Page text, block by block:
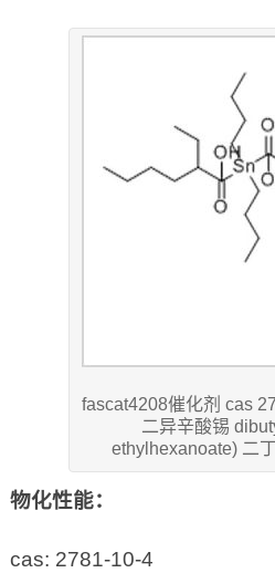
fascat4208催化剂 cas
二异辛酸锡
ethylhexanoate) 二
物化性能：
cas: 2781-10-4